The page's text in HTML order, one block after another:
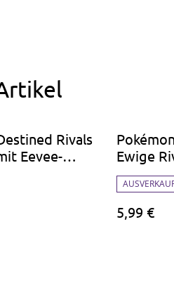
Rivals
Eevee-
Ewige
5,99 €